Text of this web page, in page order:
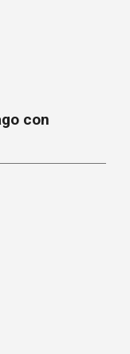
con